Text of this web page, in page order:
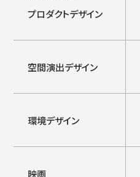
プロダクトデザイン
空間演出デザイン
環境デザイン
映画